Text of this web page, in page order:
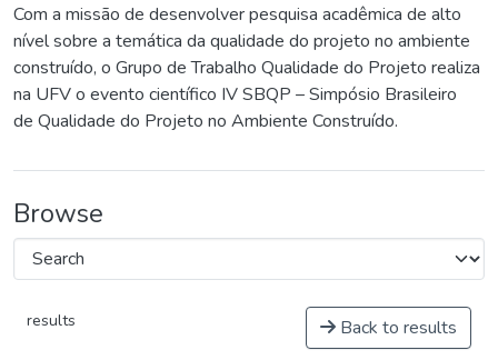
Com a missão de desenvolver pesquisa acadêmica de alto
nível sobre a temática da qualidade do projeto no ambiente
construído, o Grupo de Trabalho Qualidade do Projeto realiza
na UFV o evento científico IV SBQP – Simpósio Brasileiro
de Qualidade do Projeto no Ambiente Construído.
Browse
results Back to results